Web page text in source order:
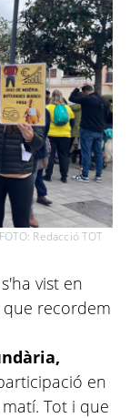
Redacció TOT
vist en
que recordem
en
Tot i que